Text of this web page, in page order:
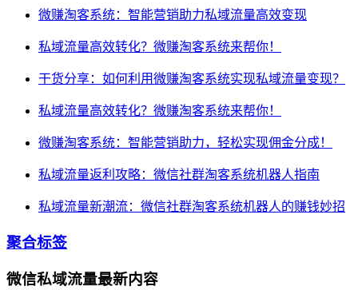
微赚淘客系统：智能营销助力私域流量高效变现
私域流量高效转化？微赚淘客系统来帮你！
干货分享：如何利用微赚淘客系统实现私域流量变现？
私域流量高效转化？微赚淘客系统来帮你！
微赚淘客系统：智能营销助力，轻松实现佣金分成！
私域流量返利攻略：微信社群淘客系统机器人指南
私域流量新潮流：微信社群淘客系统机器人的赚钱妙招
聚合标签
微信私域流量最新内容